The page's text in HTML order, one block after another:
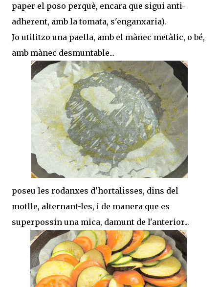
paper el poso perquè, encara que sigui anti-
adherent, amb la tomata, s'enganxaria).
Jo utilitzo una paella, amb el mànec metàlic, o bé,
amb mànec desmuntable...
poseu les rodanxes d'hortalisses, dins del
motlle, alternant-les, i de manera que es
superpossin una mica, damunt de l'anterior...